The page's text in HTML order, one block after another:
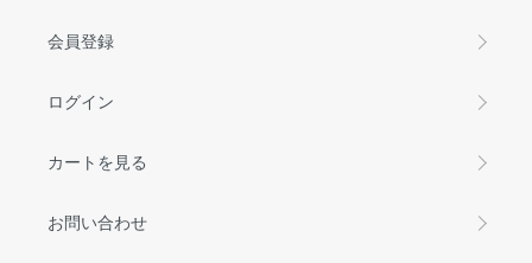
会員登録
ログイン
カートを見る
お問い合わせ